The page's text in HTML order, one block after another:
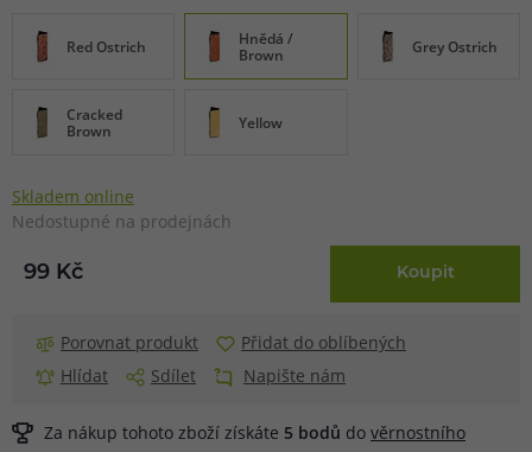
Red Ostrich
Hnědá /
Brown
Grey Ostrich
Cracked
Brown
Yellow
Skladem online
Nedostupné na prodejnách
99 Kč Koupit
Porovnat produkt
Přidat do oblíbených
Hlídat
Sdílet Napište nám
Za nákup tohoto zboží získáte 5 bodů do věrnostního